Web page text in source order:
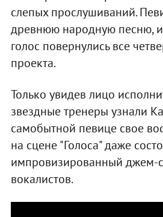
слепых прослушиваний.
древнюю народную песню,
голос повернулись все
проекта.
Только увидев лицо
звездные тренеры узнали
самобытной певице свое
на сцене "Голоса" даже
импровизированный джем-
вокалистов.